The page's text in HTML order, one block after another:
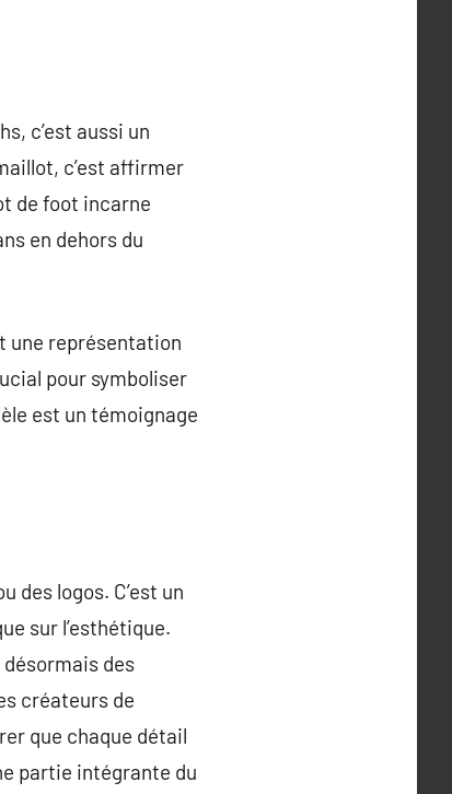
c’est aussi un
c’est affirmer
de foot incarne
en dehors du
une représentation
pour symboliser
est un témoignage
des logos. C’est un
sur l’esthétique.
des
créateurs de
que chaque détail
partie intégrante du